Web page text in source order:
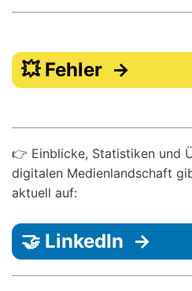
💥 Fehler →
👉 Einblicke, Statistiken und
digitalen Medienlandschaft
aktuell auf:
🤝 LinkedIn →